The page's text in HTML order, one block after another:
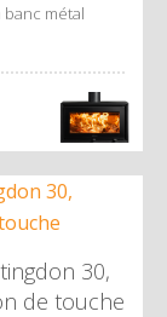
métal
30,
de touche